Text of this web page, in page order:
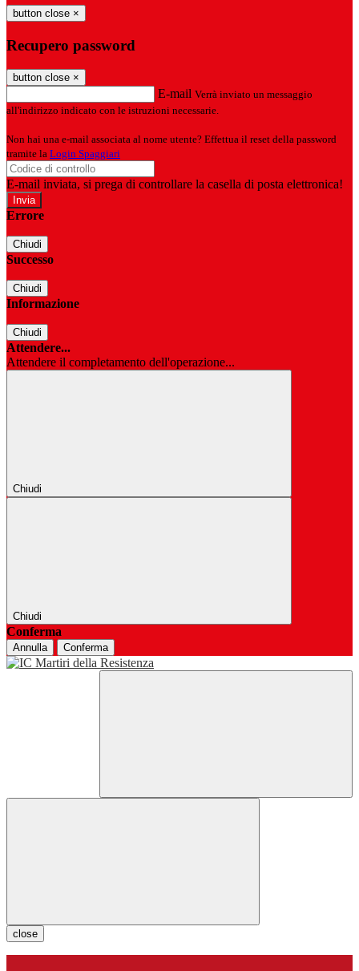
button close ×
Recupero password
button close ×
E-mail Verrà inviato un messaggio
all'indirizzo indicato con le istruzioni necessarie.
Non hai una e-mail associata al nome utente? Effettua il reset della password
tramite la Login Spaggiari
E-mail inviata, si prega di controllare la casella di posta elettronica!
Errore
Chiudi
Successo
Chiudi
Informazione
Chiudi
Attendere...
Attendere il completamento dell'operazione...
Chiudi
Chiudi
Conferma
Annulla Conferma
close